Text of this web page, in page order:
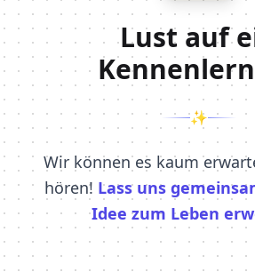
Lust auf
✨
Wir können es kaum
hören! Lass uns
Idee zum Leben